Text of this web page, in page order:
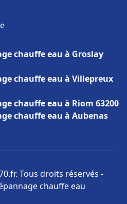
chauffe eau à Groslay
chauffe eau à Villepreux
chauffe eau à Riom 63200
chauffe eau à Aubenas
Tous droits réservés -
chauffe eau